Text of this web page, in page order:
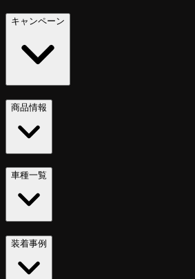
キャンペーン
商品情報
車種一覧
装着事例